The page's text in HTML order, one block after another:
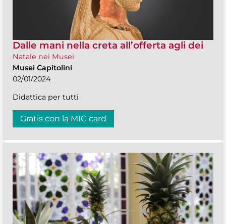
Dalle mani nella creta all’offerta agli dei
Natale nei Musei
Musei Capitolini
02/01/2024
Didattica per tutti
Gratis con la MIC card